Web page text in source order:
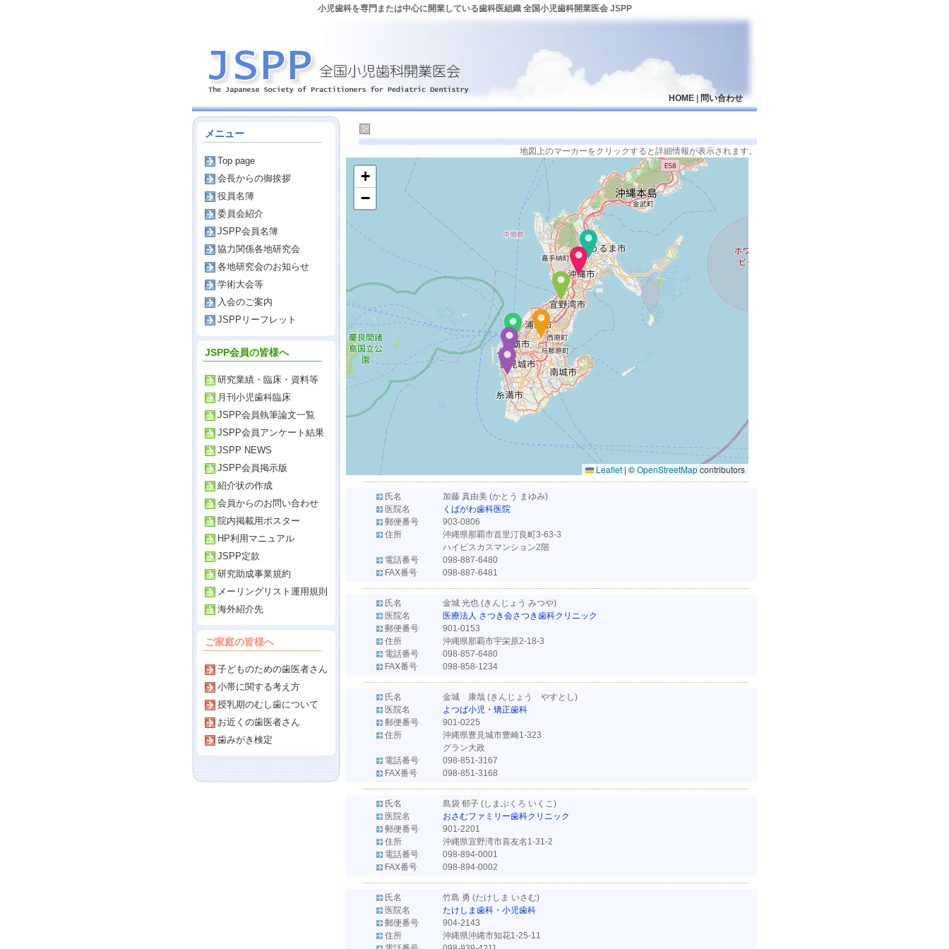
小児歯科を専門または中心に開業している歯科医組織 全国小児歯科開業医会 JSPP
HOME 問い合わせ
メニュー
Top page
会長からの御挨拶
役員名簿
委員会紹介
JSPP会員名簿
協力関係各地研究会
各地研究会のお知らせ
学術大会等
入会のご案内
JSPPリーフレット
JSPP会員の皆様へ
研究業績・臨床・資料等
月刊小児歯科臨床
JSPP会員執筆論文一覧
JSPP会員アンケート結果
JSPP NEWS
JSPP会員掲示版
紹介状の作成
会員からのお問い合わせ
院内掲載用ポスター
HP利用マニュアル
JSPP定款
研究助成事業規約
メーリングリスト運用規則
海外紹介先
ご家庭の皆様へ
子どものための歯医者さん
小帯に関する考え方
授乳期のむし歯について
お近くの歯医者さん
歯みがき検定
地図上のマーカーをクリックすると詳細情報が表示されます。
+
−
Leaflet | ©OpenStreetMapcontributors
氏名
加藤 真由美 (かとう まゆみ)
医院名
くばがわ歯科医院
郵便番号
903-0806
住所
沖縄県那覇市首里汀良町3-63-3
ハイビスカスマンション2階
電話番号
098-887-6480
FAX番号
098-887-6481
氏名
金城 光也 (きんじょう みつや)
医院名
医療法人 さつき会さつき歯科クリニック
郵便番号
901-0153
住所
沖縄県那覇市宇栄原2-18-3
電話番号
098-857-6480
FAX番号
098-858-1234
氏名
金城 康哉 (きんじょう やすとし)
医院名
よつば小児・矯正歯科
郵便番号
901-0225
住所
沖縄県豊見城市豊崎1-323
グラン大政
電話番号
098-851-3167
FAX番号
098-851-3168
氏名
島袋 郁子 (しまぶくろ いくこ)
医院名
おさむファミリー歯科クリニック
郵便番号
901-2201
住所
沖縄県宜野湾市喜友名1-31-2
電話番号
098-894-0001
FAX番号
098-894-0002
氏名
竹島 勇 (たけしま いさむ)
医院名
たけしま歯科・小児歯科
郵便番号
904-2143
住所
沖縄県沖縄市知花1-25-11